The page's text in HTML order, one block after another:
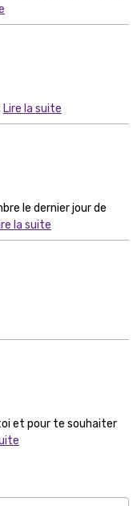
Lire la suite
le dernier jour de
la suite
et pour te souhaiter